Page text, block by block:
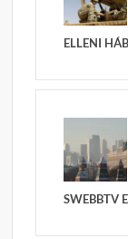
ELLENI
SWEBBTV